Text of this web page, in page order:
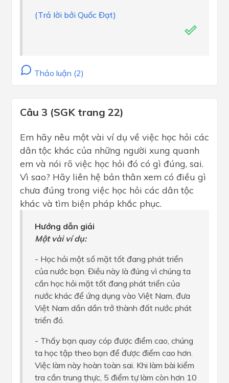
(Trả lời bởi Quốc Đạt)
Thảo luận (2)
Câu 3 (SGK trang 22)
Em hãy nêu một vài ví dụ về việc học hỏi các
dân tộc khác của những người xung quanh
em và nói rõ việc học hỏi đó có gì đúng, sai.
Vì sao? Hãy liên hệ bản thân xem có điều gì
chưa đúng trong việc học hỏi các dân tộc
khác và tìm biện pháp khắc phục.
Hướng dẫn giải
Một vài ví dụ:
- Học hỏi một số mặt tốt đang phát triển
của nước bạn. Điều này là đúng vì chúng ta
cần học hỏi mặt tốt đang phát triển của
nước khác để ứng dụng vào Việt Nam, đưa
Việt Nam dần dần trở thành đất nước phát
triển đó.
- Thấy bạn quay cóp được điểm cao, chúng
ta học tập theo bạn để được điểm cao hơn.
Việc làm này hoàn toàn sai. Khi làm bài kiểm
tra cần trung thực, 5 điểm tự làm còn hơn 10